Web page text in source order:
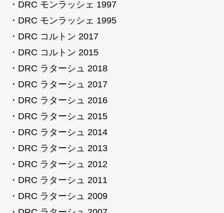
・DRC モンラッシェ 1997
・DRC モンラッシェ 1995
・DRC コルトン 2017
・DRC コルトン 2015
・DRC ラターシュ 2018
・DRC ラターシュ 2017
・DRC ラターシュ 2016
・DRC ラターシュ 2015
・DRC ラターシュ 2014
・DRC ラターシュ 2013
・DRC ラターシュ 2012
・DRC ラターシュ 2011
・DRC ラターシュ 2009